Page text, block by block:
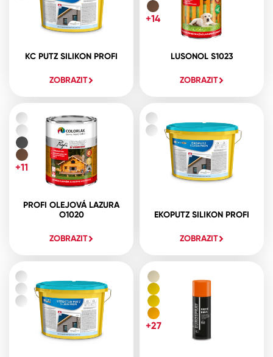
KC PUTZ SILIKON PROFI
ZOBRAZIT
LUSONOL S1023
ZOBRAZIT
+14
PROFI OLEJOVÁ LAZURA
O1020
ZOBRAZIT
+11
EKOPUTZ SILIKON PROFI
ZOBRAZIT
+27